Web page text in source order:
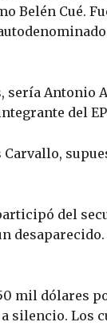
Belén Cué.
Antonio
del
del
mil dólares
silencio. Los